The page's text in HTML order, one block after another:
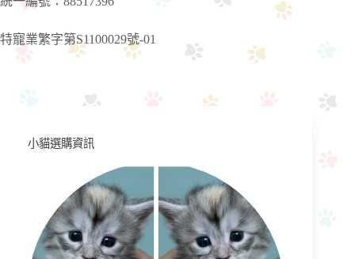
特寵業繁字第S1100029號-01
小貓選購資訊